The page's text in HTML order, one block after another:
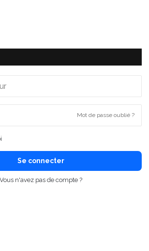
Mot de passe oublié ?
Se connecter
Vous n'avez pas de compte ?